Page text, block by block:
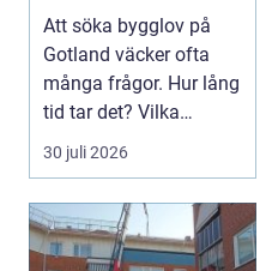
processen i
praktiken
Att söka bygglov på
Gotland väcker ofta
många frågor. Hur lång
tid tar det? Vilka
handlingar behövs?...
30 juli 2026